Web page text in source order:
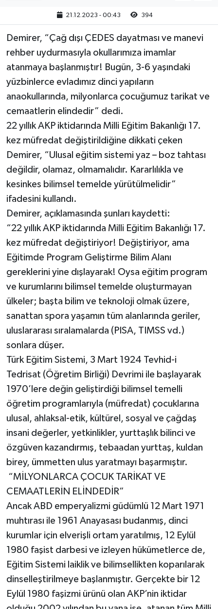
21.12.2023 - 00:43 394
Demirer, “Çağ dışı ÇEDES dayatması ve manevi
rehber uydurmasıyla okullarımıza imamlar
atanmaya başlanmıştır! Bugün, 3-6 yaşındaki
yüzbinlerce evladımız dinci yapıların
anaokullarında, milyonlarca çocuğumuz tarikat ve
cemaatlerin elindedir” dedi.
22 yıllık AKP iktidarında Milli Eğitim Bakanlığı 17.
kez müfredat değiştirildiğine dikkati çeken
Demirer, “Ulusal eğitim sistemi yaz – boz tahtası
değildir, olamaz, olmamalıdır. Kararlılıkla ve
kesinkes bilimsel temelde yürütülmelidir”
ifadesini kullandı.
Demirer, açıklamasında şunları kaydetti:
“22 yıllık AKP iktidarında Milli Eğitim Bakanlığı 17.
kez müfredat değiştiriyor! Değiştiriyor, ama
Eğitimde Program Geliştirme Bilim Alanı
gereklerini yine dışlayarak! Oysa eğitim program
ve kurumlarını bilimsel temelde oluşturmayan
ülkeler; başta bilim ve teknoloji olmak üzere,
sanattan spora yaşamın tüm alanlarında geriler,
uluslararası sıralamalarda (PISA, TIMSS vd.)
sonlara düşer.
Türk Eğitim Sistemi, 3 Mart 1924 Tevhid-i
Tedrisat (Öğretim Birliği) Devrimi ile başlayarak
1970’lere değin geliştirdiği bilimsel temelli
öğretim programlarıyla (müfredat) çocuklarına
ulusal, ahlaksal-etik, kültürel, sosyal ve çağdaş
insani değerler, yetkinlikler, yurttaşlık bilinci ve
özgüven kazandırmış, tebaadan yurttaş, kuldan
birey, ümmetten ulus yaratmayı başarmıştır.
“MİLYONLARCA ÇOCUK TARİKAT VE
CEMAATLERİN ELİNDEDİR”
Ancak ABD emperyalizmi güdümlü 12 Mart 1971
muhtırası ile 1961 Anayasası budanmış, dinci
kurumlar için elverişli ortam yaratılmış, 12 Eylül
1980 faşist darbesi ve izleyen hükümetlerce de,
Eğitim Sistemi laiklik ve bilimsellikten koparılarak
dinselleştirilmeye başlanmıştır. Gerçekte bir 12
Eylül 1980 faşizmi ürünü olan AKP’nin iktidar
Osmancık
Sungurlu
Uğurludağ
Sağlık